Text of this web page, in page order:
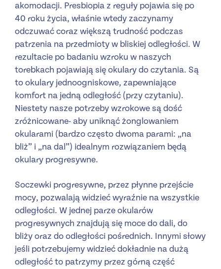
akomodacji. Presbiopia z reguły pojawia się po
40 roku życia, właśnie wtedy zaczynamy
odczuwać coraz większą trudność podczas
patrzenia na przedmioty w bliskiej odległości. W
rezultacie po badaniu wzroku w naszych
torebkach pojawiają się okulary do czytania. Są
to okulary jednoogniskowe, zapewniające
komfort na jedną odległość (przy czytaniu).
Niestety nasze potrzeby wzrokowe są dość
zróżnicowane- aby uniknąć żonglowaniem
okularami (bardzo często dwoma parami: „na
bliż” i „na dal”) idealnym rozwiązaniem będą
okulary progresywne.
Soczewki progresywne, przez płynne przejście
mocy, pozwalają widzieć wyraźnie na wszystkie
odległości. W jednej parze okularów
progresywnych znajdują się moce do dali, do
bliży oraz do odległości pośrednich. Innymi słowy
jeśli potrzebujemy widzieć dokładnie na dużą
odległość to patrzymy przez górną część